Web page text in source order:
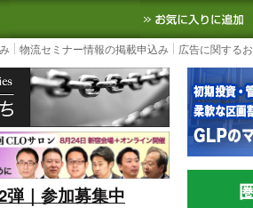
ースサイト
3PL, SCMなど国内外の最新の物流
物流セミナー情報の掲載申込み 広告に関する
｜参加募集中